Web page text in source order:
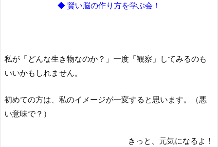
◆ 賢い脳の作り方を学ぶ会！
私が「どんな生き物なのか？」一度「観察」してみるのも
いいかもしれません。
初めての方は、私のイメージが一変すると思います。（悪
い意味で？）
きっと、元気になるよ！